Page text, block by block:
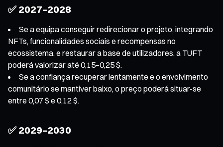
✅ 2027–2028
Se a equipa conseguir redirecionar o projeto, integrando
NFTs, funcionalidades sociais e recompensas no
ecossistema, e restaurar a base de utilizadores, a TUFT
poderá valorizar até 0,15–0,25 $.
Se a confiança recuperar lentamente e o envolvimento
comunitário se mantiver baixo, o preço poderá situar-se
entre 0,07 $ e 0,12 $.
✅ 2029–2030